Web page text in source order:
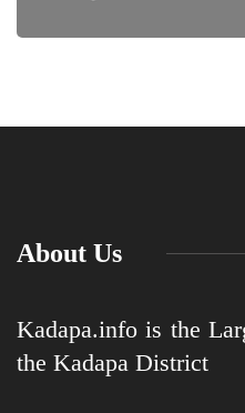
About Us
Kadapa.info is the
the Kadapa District